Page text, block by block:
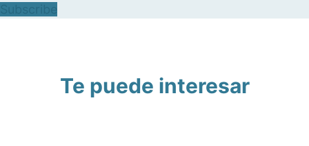
Te puede interesar